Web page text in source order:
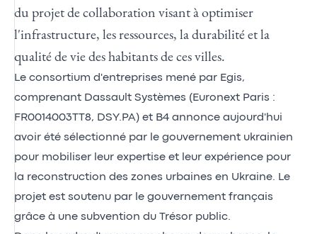
du projet de collaboration visant à optimiser
l'infrastructure, les ressources, la durabilité et la
qualité de vie des habitants de ces villes.
Le consortium d'entreprises mené par Egis,
comprenant Dassault Systèmes (Euronext Paris :
FR0014003TT8, DSY.PA) et B4 annonce aujourd'hui
avoir été sélectionné par le gouvernement ukrainien
pour mobiliser leur expertise et leur expérience pour
la reconstruction des zones urbaines en Ukraine. Le
projet est soutenu par le gouvernement français
grâce à une subvention du Trésor public.